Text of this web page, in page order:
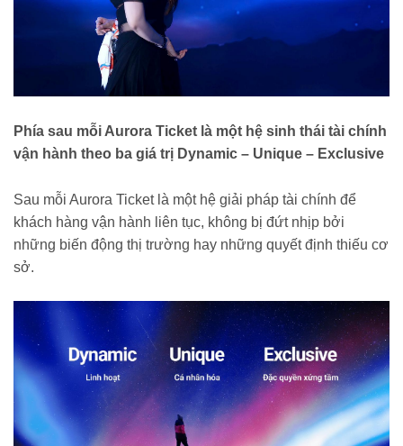
Phía sau mỗi Aurora Ticket là một hệ sinh thái tài chính
vận hành theo ba giá trị Dynamic – Unique – Exclusive
Sau mỗi Aurora Ticket là một hệ giải pháp tài chính để
khách hàng vận hành liên tục, không bị đứt nhịp bởi
những biến động thị trường hay những quyết định thiếu cơ
sở.